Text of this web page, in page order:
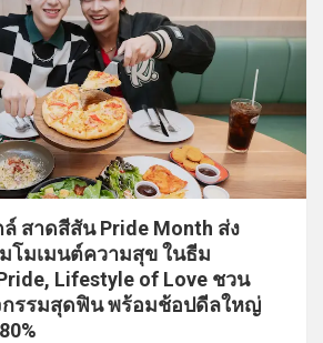
สาดสีสัน Pride Month ส่ง
โมเมนต์ความสุข ในธีม
Lifestyle of Love ชวน
รรมสุดฟิน พร้อมช้อปดีลใหญ่